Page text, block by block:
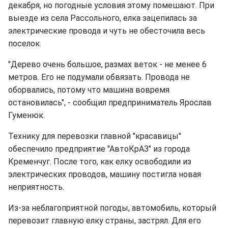
декабря, но погодные условия этому помешают. При
выезде из села Рассольного, елка зацепилась за
электрические провода и чуть не обесточила весь
поселок.
"Дерево очень большое, размах веток - не менее 6
метров. Его не подумали обвязать. Провода не
оборвались, потому что машина вовремя
остановилась", - сообщил предприниматель Ярослав
Гуменюк.
Технику для перевозки главной "красавицы"
обеспечило предприятие "АвтоКрАЗ" из города
Кременчуг. После того, как елку освободили из
электрических проводов, машину постигла новая
неприятность.
Из-за неблагоприятной погоды, автомобиль, который
перевозит главную елку страны, застрял. Для его